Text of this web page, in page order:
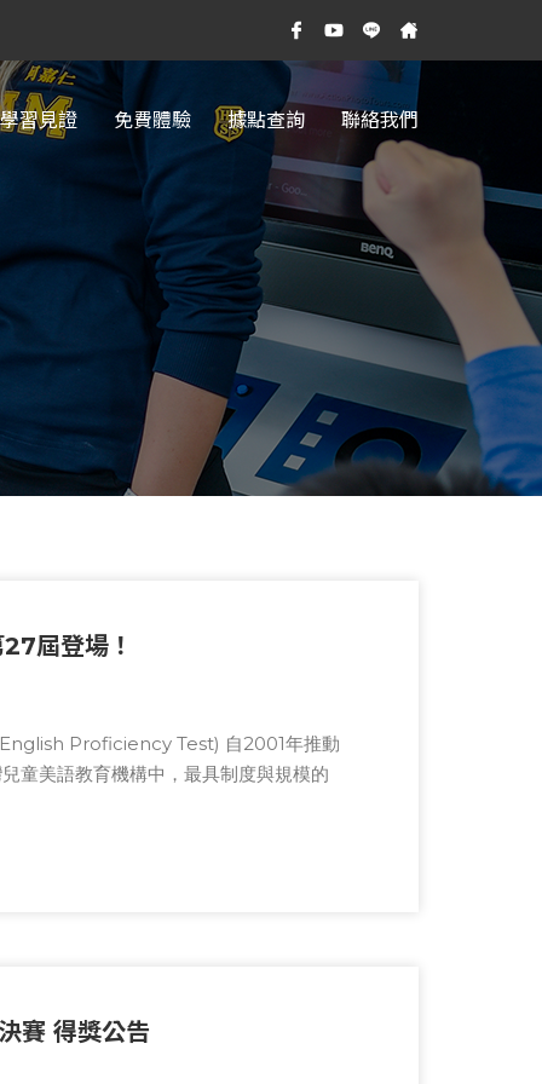
學習見證 免費體驗 據點查詢 聯絡我們
屆登場！
Proficiency Test) 自2001年推動
童美語教育機構中，最具制度與規模的
賽 得獎公告